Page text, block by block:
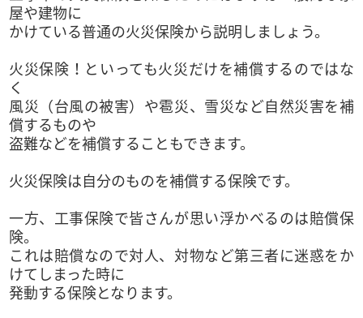
屋や建物に
かけている普通の火災保険から説明しましょう。
火災保険！といっても火災だけを補償するのではな
く
風災（台風の被害）や雹災、雪災など自然災害を補
償するものや
盗難などを補償することもできます。
火災保険は自分のものを補償する保険です。
一方、工事保険で皆さんが思い浮かべるのは賠償保
険。
これは賠償なので対人、対物など第三者に迷惑をか
けてしまった時に
発動する保険となります。